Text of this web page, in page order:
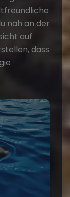
nah an der
auf
dass